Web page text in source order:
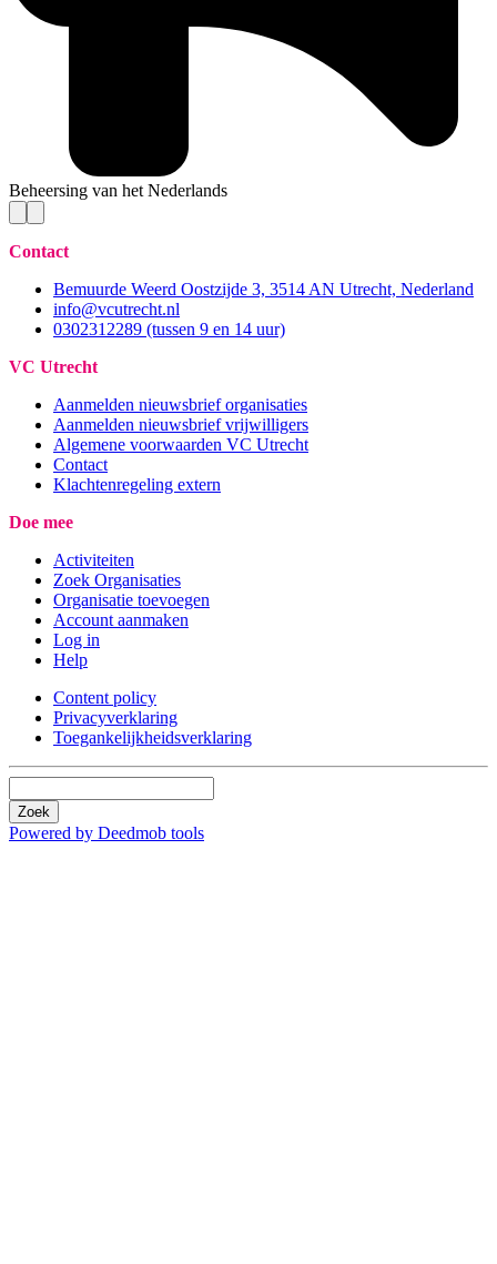
Beheersing van het Nederlands
Contact
Bemuurde Weerd Oostzijde 3, 3514 AN Utrecht, Nederland
info@vcutrecht.nl
0302312289 (tussen 9 en 14 uur)
VC Utrecht
Aanmelden nieuwsbrief organisaties
Aanmelden nieuwsbrief vrijwilligers
Algemene voorwaarden VC Utrecht
Contact
Klachtenregeling extern
Doe mee
Activiteiten
Zoek Organisaties
Organisatie toevoegen
Account aanmaken
Log in
Help
Content policy
Privacyverklaring
Toegankelijkheidsverklaring
Zoek
Powered by Deedmob tools